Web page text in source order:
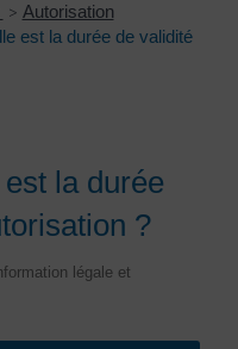
> Autorisation
est la durée de validité
la durée
?
légale et